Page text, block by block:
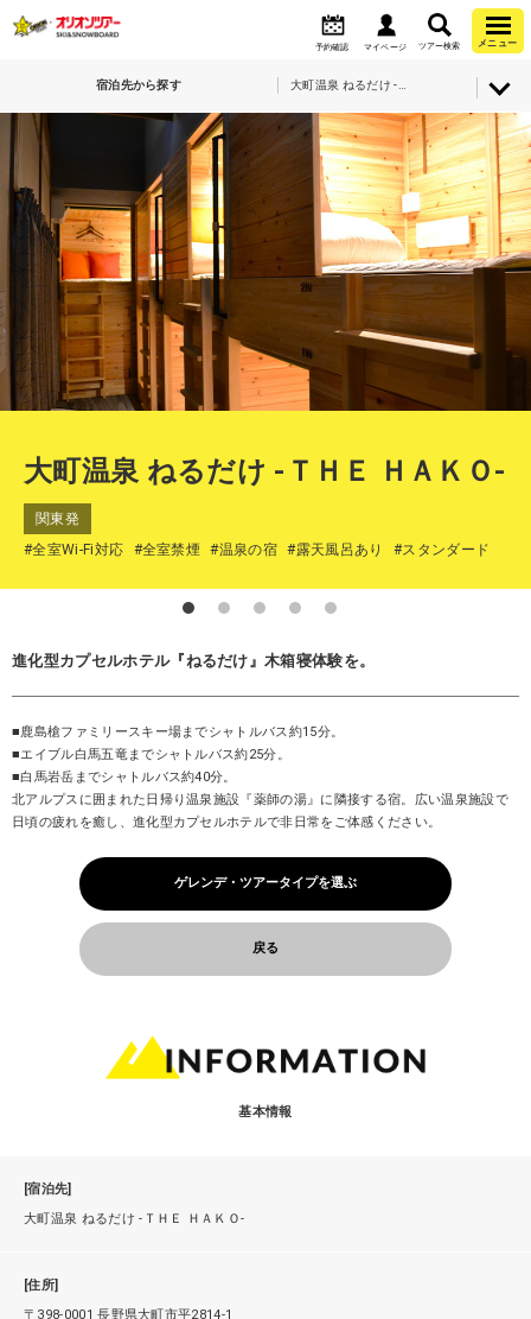
予約確認 マイページ ツアー検索 メニュー
宿泊先から探す
大町温泉 ねるだけ -ＴＨＥ ＨＡＫＯ-
関東発
#全室Wi-Fi対応
#全室禁煙 #温泉の宿 #露天風呂あり #スタンダード
進化型カプセルホテル『ねるだけ』木箱寝体験を。
■鹿島槍ファミリースキー場までシャトルバス約15分。
■エイブル白馬五竜までシャトルバス約25分。
■白馬岩岳までシャトルバス約40分。
北アルプスに囲まれた日帰り温泉施設『薬師の湯』に隣接する宿。広い温泉施設で
日頃の疲れを癒し、進化型カプセルホテルで非日常をご体感ください。
ゲレンデ・ツアータイプを選ぶ
戻る
基本情報
[宿泊先]
大町温泉 ねるだけ -ＴＨＥ ＨＡＫＯ-
[住所]
〒398-0001 長野県大町市平2814-1